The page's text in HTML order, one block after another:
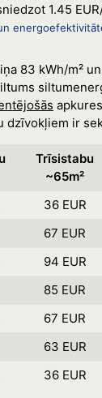
1.45
83 kWh/m²
dzīvokļiem ir
Trīsistabu
~65m²
36 EUR
67 EUR
94 EUR
85 EUR
67 EUR
63 EUR
36 EUR